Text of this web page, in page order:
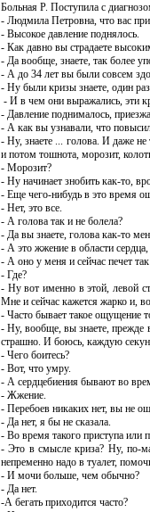
Больная Р. Поступила с
- Людмила Петровна, что вас
- Высокое давление поднялось.
- Как давно вы страдаете
- Да вообще, знаете, так более
- А до 34 лет вы были совсем
- Ну были кризы знаете, один
- И в чем они выражались, эти
- Давление поднималось,
- А как вы узнавали, что
- Ну, знаете ... голова. И даже не
и потом тошнота, морозит,
- Морозит?
- Ну начинает знобить как-то,
- Еще чего-нибудь в это время
- Нет, это все.
- А голова так и не болела?
- Да вы знаете, голова как-то
- А это жжение в области
- А оно у меня и сейчас печет
- Где?
- Ну вот именно в этой, левой
Мне и сейчас кажется жарко и,
- Часто бывает такое ощущение
- Ну, вообще, вы знаете, прежде
страшно. И боюсь, каждую
- Чего боитесь?
- Вот, что умру.
- А сердцебиения бывают во
- Жжение.
- Перебоев никаких нет, вы не
- Да нет, я бы не сказала.
- Во время такого приступа или
- Это в смысле криза? Ну, по-
непременно надо в туалет,
- И мочи больше, чем обычно?
- Да нет.
-А бегать приходится часто?